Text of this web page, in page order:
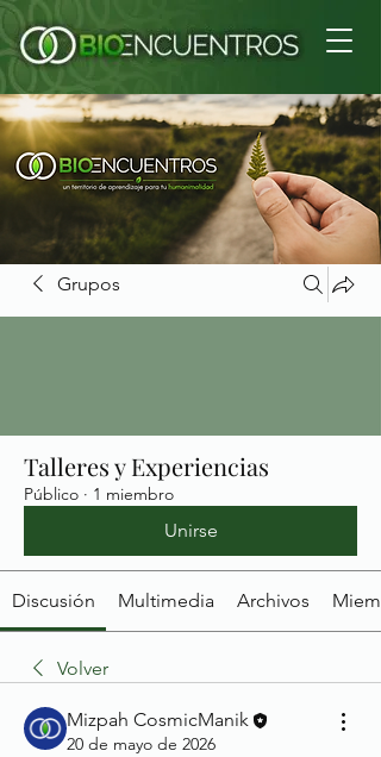
Grupos
Talleres y Experiencias
Público · 1 miembro
Unirse
Discusión Multimedia Archivos
Volver
Mizpah CosmicManik
20 de mayo de 2026